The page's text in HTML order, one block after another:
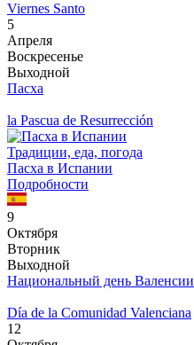
Viernes Santo
5
Апреля
Воскресенье
Выходной
Пасха
la Pascua de Resurrección
Традиции, еда, погода
Пасха в Испании
Подробности
9
Октября
Вторник
Выходной
Национальный день Валенсии
Día de la Comunidad Valenciana
12